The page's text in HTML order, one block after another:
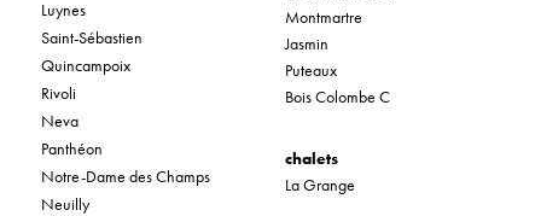
Luynes
Saint-Sébastien
Quincampoix
Rivoli
Neva
Panthéon
Notre-Dame des Champs
Neuilly
Montmartre
Jasmin
Puteaux
Bois Colombe C
chalets
La Grange